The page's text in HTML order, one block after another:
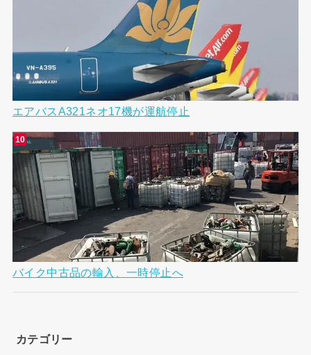
エアバスA321ネオ17機が運航停止
バイク中古品の輸入、一時停止へ
カテゴリー